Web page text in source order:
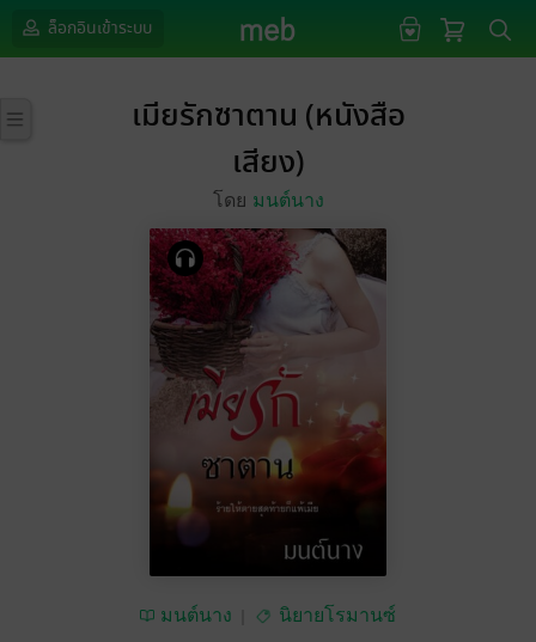
ล็อกอินเข้าระบบ
เมียรักซาตาน (หนังสือ
เสียง)
โดย มนต์นาง
มนต์นาง นิยายโรมานซ์